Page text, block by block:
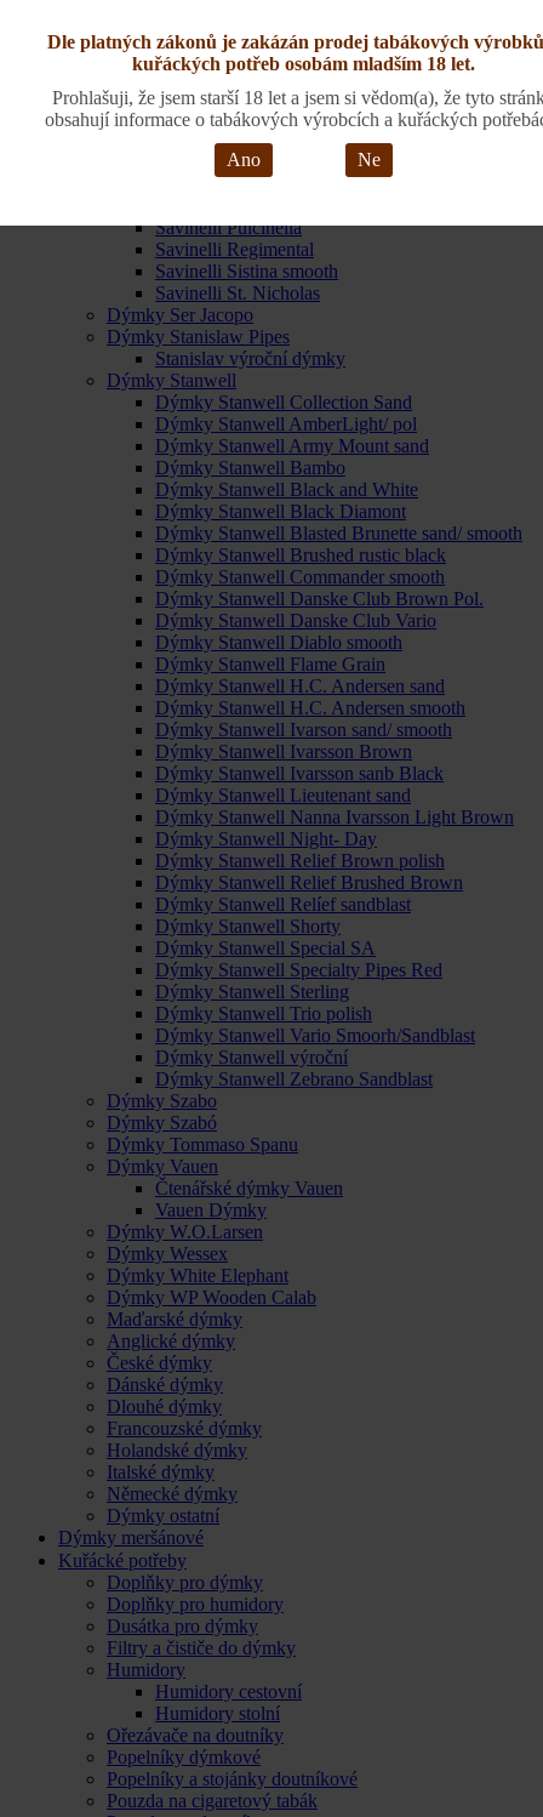
Savinelli Bacco
Savinelli Camouflage rustic
Savinelli Churchwarden
Savinelli Fantasia
Savinelli Foresta
Savinelli Mini rustic
Savinelli Monsieur Brown Sandblast
Savinelli Pulcinella
Savinelli Regimental
Savinelli Sistina smooth
Savinelli St. Nicholas
Dýmky Ser Jacopo
Dýmky Stanislaw Pipes
Stanislav výroční dýmky
Dýmky Stanwell
Dýmky Stanwell Collection Sand
Dýmky Stanwell AmberLight/ pol
Dýmky Stanwell Army Mount sand
Dýmky Stanwell Bambo
Dýmky Stanwell Black and White
Dýmky Stanwell Black Diamont
Dýmky Stanwell Blasted Brunette sand/ smooth
Dýmky Stanwell Brushed rustic black
Dýmky Stanwell Commander smooth
Dýmky Stanwell Danske Club Brown Pol.
Dýmky Stanwell Danske Club Vario
Dýmky Stanwell Diablo smooth
Dýmky Stanwell Flame Grain
Dýmky Stanwell H.C. Andersen sand
Dýmky Stanwell H.C. Andersen smooth
Dýmky Stanwell Ivarson sand/ smooth
Dýmky Stanwell Ivarsson Brown
Dýmky Stanwell Ivarsson sanb Black
Dýmky Stanwell Lieutenant sand
Dýmky Stanwell Nanna Ivarsson Light Brown
Dýmky Stanwell Night- Day
Dýmky Stanwell Relief Brown polish
Dýmky Stanwell Relief Brushed Brown
Dýmky Stanwell Relíef sandblast
Dýmky Stanwell Shorty
Dýmky Stanwell Special SA
Dýmky Stanwell Specialty Pipes Red
Dýmky Stanwell Sterling
Dýmky Stanwell Trio polish
Dýmky Stanwell Vario Smoorh/Sandblast
Dýmky Stanwell výroční
Dýmky Stanwell Zebrano Sandblast
Dýmky Szabo
Dýmky Szabó
Dýmky Tommaso Spanu
Dýmky Vauen
Čtenářské dýmky Vauen
Vauen Dýmky
Dýmky W.O.Larsen
Dýmky Wessex
Dýmky White Elephant
Dýmky WP Wooden Calab
Maďarské dýmky
Anglické dýmky
České dýmky
Dánské dýmky
Dlouhé dýmky
Francouzské dýmky
Holandské dýmky
Italské dýmky
Německé dýmky
Dýmky ostatní
Dýmky meršánové
Kuřácké potřeby
Doplňky pro dýmky
Doplňky pro humidory
Dusátka pro dýmky
Filtry a čističe do dýmky
Humidory
Humidory cestovní
Humidory stolní
Ořezávače na doutníky
Popelníky dýmkové
Popelníky a stojánky doutníkové
Pouzda na cigaretový tabák
Dle platných zákonů je zakázán prodej tabákových
kuřáckých potřeb osobám mladším 18 let.
Prohlašuji, že jsem starší 18 let a jsem si vědom(a), že tyto
obsahují informace o tabákových výrobcích a kuřáckých
Ano
Ne